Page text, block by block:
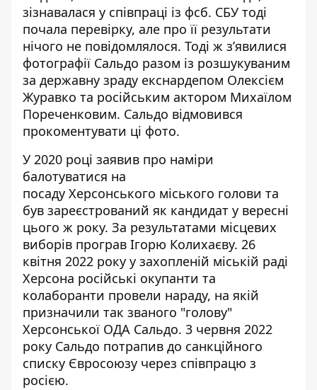
зізнавалася у співпраці із фсб. СБУ тоді
почала перевірку, але про її результати
нічого не повідомлялося. Тоді ж з’явилися
фотографії Сальдо разом із розшукуваним
за державну зраду екснардепом Олексієм
Журавко та російським актором Михаїлом
Пореченковим. Сальдо відмовився
прокоментувати ці фото.
У 2020 році заявив про наміри
балотуватися на
посаду Херсонського міського голови та
був зареєстрований як кандидат у вересні
цього ж року. За результатами місцевих
виборів програв Ігорю Колихаєву. 26
квітня 2022 року у захопленій міській раді
Херсона російські окупанти та
колаборанти провели нараду, на якій
призначили так званого "голову"
Херсонської ОДА Сальдо. 3 червня 2022
року Сальдо потрапив до санкційного
списку Євросоюзу через співпрацю з
росією.